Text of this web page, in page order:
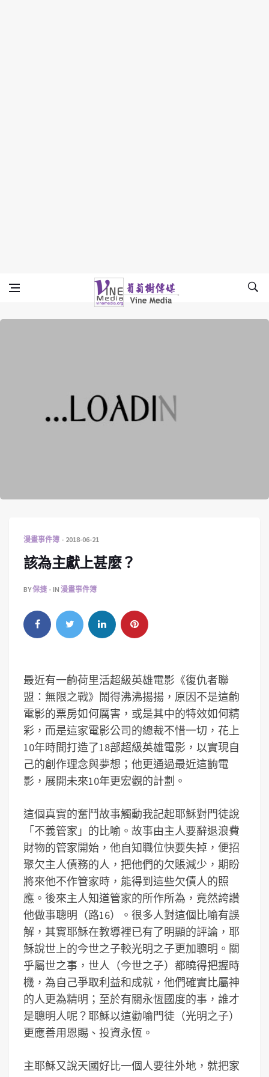
Vine Media
葡萄樹傳媒
漫畫事件簿 2018-06-21
該為主獻上甚麼？
BY保捷 IN 漫畫事件簿
最近有一齣荷里活超級英雄電影《復仇者聯
盟：無限之戰》鬧得沸沸揚揚，原因不是這齣
電影的票房如何厲害，或是其中的特效如何精
彩，而是這家電影公司的總裁不惜一切，花上
10年時間打造了18部超級英雄電影，以實現自
己的創作理念與夢想；他更通過最近這齣電
影，展開未來10年更宏觀的計劃。
這個真實的奮鬥故事觸動我記起耶穌對門徒說
「不義管家」的比喻。故事由主人要辭退浪費
財物的管家開始，他自知職位快要失掉，便招
聚欠主人債務的人，把他們的欠賬減少，期盼
將來他不作管家時，能得到這些欠債人的照
應。後來主人知道管家的所作所為，竟然誇讚
他做事聰明（路16）。很多人對這個比喻有誤
解，其實耶穌在教導裡已有了明顯的評論，耶
穌說世上的今世之子較光明之子更加聰明。關
乎屬世之事，世人（今世之子）都曉得把握時
機，為自己爭取利益和成就，他們確實比屬神
的人更為精明；至於有關永恆國度的事，誰才
是聰明人呢？耶穌以這勸喻門徒（光明之子）
更應善用恩賜、投資永恆。
主耶穌又說天國好比一個人要往外地，就把家